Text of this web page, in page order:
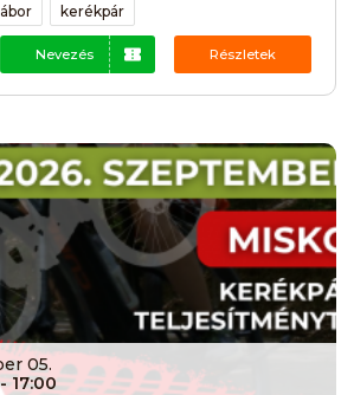
kerékpár
Nevezés Részletek
05.
17:00